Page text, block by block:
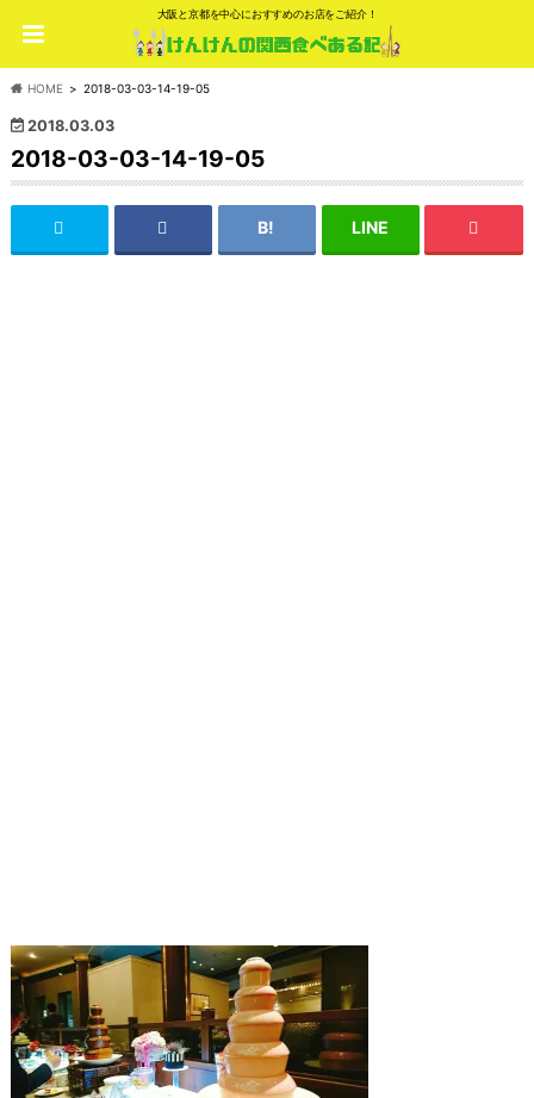
大阪と京都を中心におすすめのお店をご紹介！
HOME 2018-03-03-14-19-05
2018.03.03
2018-03-03-14-19-05